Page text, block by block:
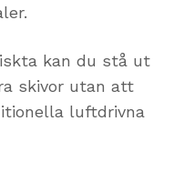
.
a kan du stå ut
skivor utan att
luftdrivna